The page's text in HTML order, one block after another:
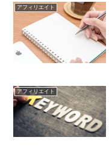
アフィリエイト
アフィリエイト